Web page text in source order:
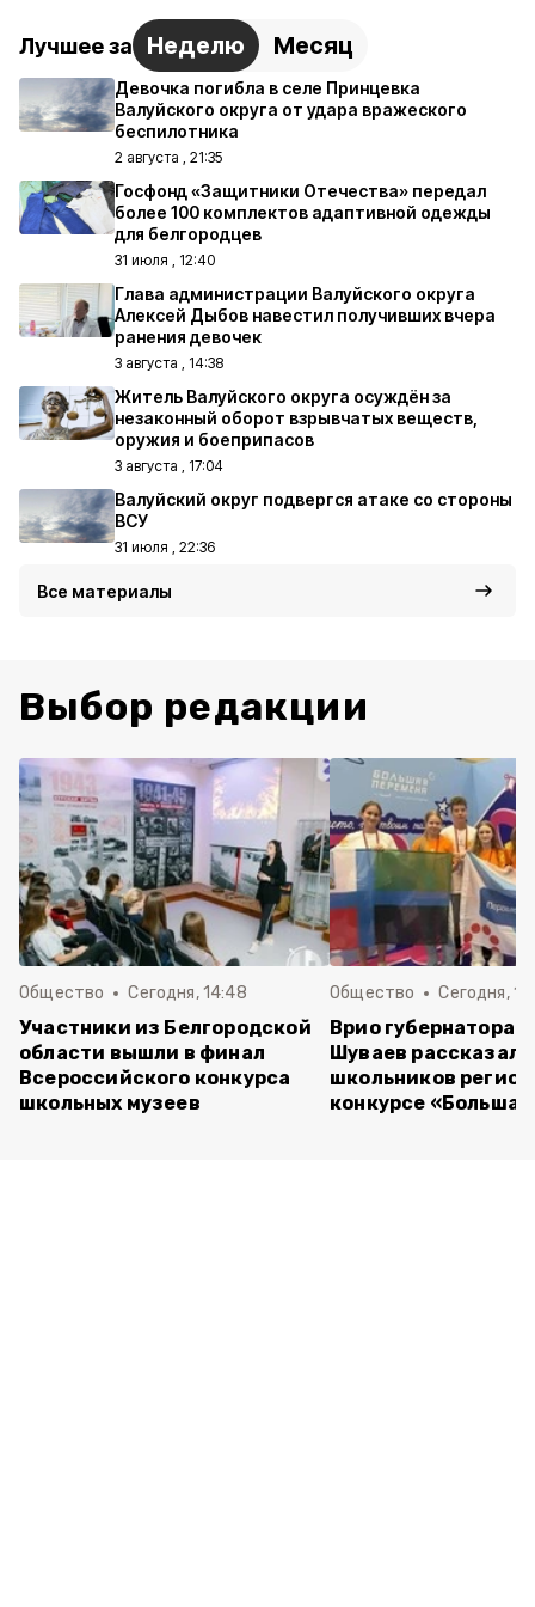
Лучшее за Неделю Месяц
Девочка погибла в селе Принцевка
Валуйского округа от удара вражеского
беспилотника
2 августа , 21:35
Госфонд «Защитники Отечества» передал
более 100 комплектов адаптивной одежды
для белгородцев
31 июля , 12:40
Глава администрации Валуйского округа
Алексей Дыбов навестил получивших вчера
ранения девочек
3 августа , 14:38
Житель Валуйского округа осуждён за
незаконный оборот взрывчатых веществ,
оружия и боеприпасов
3 августа , 17:04
Валуйский округ подвергся атаке со стороны
ВСУ
31 июля , 22:36
Все материалы
Выбор редакции
Общество Сегодня, 14:48
Участники из Белгородской
области вышли в финал
Всероссийского конкурса
школьных музеев
Общество Сегодня,
Врио губернатора
Шуваев рассказал
школьников
конкурсе